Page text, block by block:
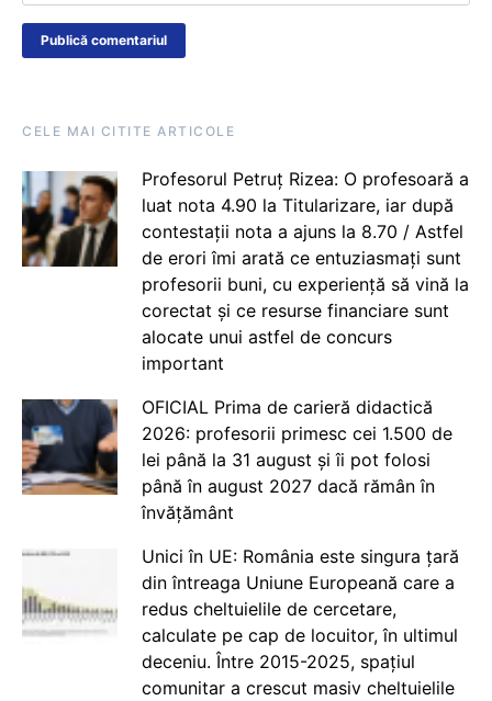
CELE MAI CITITE ARTICOLE
Profesorul Petruț Rizea: O profesoară a
luat nota 4.90 la Titularizare, iar după
contestații nota a ajuns la 8.70 / Astfel
de erori îmi arată ce entuziasmați sunt
profesorii buni, cu experiență să vină la
corectat și ce resurse financiare sunt
alocate unui astfel de concurs
important
OFICIAL Prima de carieră didactică
2026: profesorii primesc cei 1.500 de
lei până la 31 august și îi pot folosi
până în august 2027 dacă rămân în
învățământ
Unici în UE: România este singura țară
din întreaga Uniune Europeană care a
redus cheltuielile de cercetare,
calculate pe cap de locuitor, în ultimul
deceniu. Între 2015-2025, spațiul
comunitar a crescut masiv cheltuielile